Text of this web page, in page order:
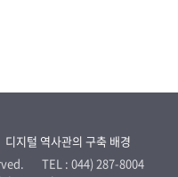
디지털 역사관의 구축 배경
TEL : 044) 287-8004